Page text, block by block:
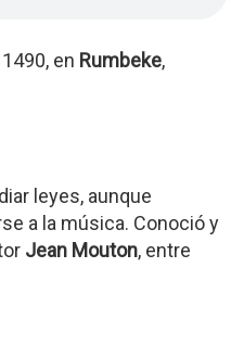
en Rumbeke,
leyes, aunque
a la música. Conoció y
Jean Mouton, entre